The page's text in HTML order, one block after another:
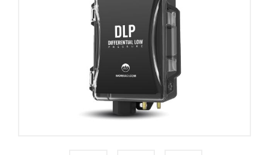
Cảm biến ACI
Nhà phân phối cảm biến
Nhà sản xuất thiết bị điều khiển
Cung cấp giải pháp quản lý cho toà nhà (BMS)